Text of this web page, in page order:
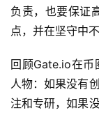
负责，也要保证
点，并在坚守中不
回顾Gate.io在
人物：如果没有
注和专研，如果